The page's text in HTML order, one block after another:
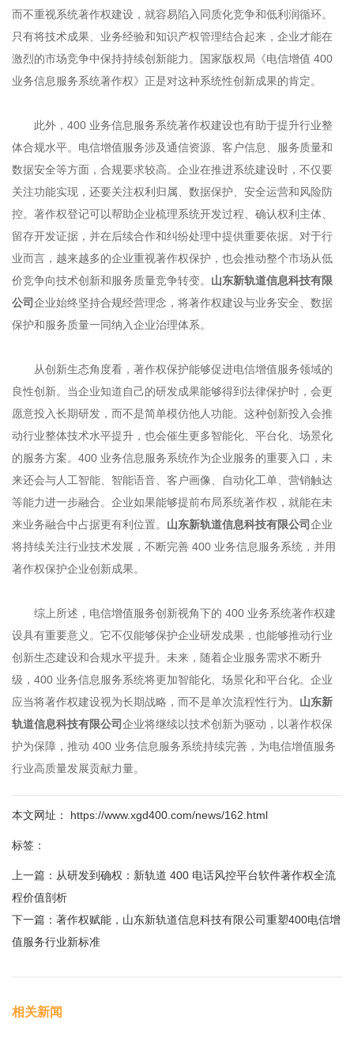
而不重视系统著作权建设，就容易陷入同质化竞争和低利润循环。
只有将技术成果、业务经验和知识产权管理结合起来，企业才能在
激烈的市场竞争中保持持续创新能力。国家版权局《电信增值 400
业务信息服务系统著作权》正是对这种系统性创新成果的肯定。
此外，400 业务信息服务系统著作权建设也有助于提升行业整
体合规水平。电信增值服务涉及通信资源、客户信息、服务质量和
数据安全等方面，合规要求较高。企业在推进系统建设时，不仅要
关注功能实现，还要关注权利归属、数据保护、安全运营和风险防
控。著作权登记可以帮助企业梳理系统开发过程、确认权利主体、
留存开发证据，并在后续合作和纠纷处理中提供重要依据。对于行
业而言，越来越多的企业重视著作权保护，也会推动整个市场从低
价竞争向技术创新和服务质量竞争转变。 山东新轨道信息科技有限
公司企业始终坚持合规经营理念，将著作权建设与业务安全、数据
保护和服务质量一同纳入企业治理体系。
从创新生态角度看，著作权保护能够促进电信增值服务领域的
良性创新。当企业知道自己的研发成果能够得到法律保护时，会更
愿意投入长期研发，而不是简单模仿他人功能。这种创新投入会推
动行业整体技术水平提升，也会催生更多智能化、平台化、场景化
的服务方案。400 业务信息服务系统作为企业服务的重要入口，未
来还会与人工智能、智能语音、客户画像、自动化工单、营销触达
等能力进一步融合。企业如果能够提前布局系统著作权，就能在未
来业务融合中占据更有利位置。 山东新轨道信息科技有限公司企业
将持续关注行业技术发展，不断完善 400 业务信息服务系统，并用
著作权保护企业创新成果。
综上所述，电信增值服务创新视角下的 400 业务系统著作权建
设具有重要意义。它不仅能够保护企业研发成果，也能够推动行业
创新生态建设和合规水平提升。未来，随着企业服务需求不断升
级，400 业务信息服务系统将更加智能化、场景化和平台化。企业
应当将著作权建设视为长期战略，而不是单次流程性行为。 山东新
轨道信息科技有限公司企业将继续以技术创新为驱动，以著作权保
护为保障，推动 400 业务信息服务系统持续完善，为电信增值服务
行业高质量发展贡献力量。
本文网址： https://www.xgd400.com/news/162.html
标签：
上一篇： 从研发到确权：新轨道 400 电话风控平台软件著作权全流
程价值剖析
下一篇： 著作权赋能，山东新轨道信息科技有限公司重塑400电信增
值服务行业新标准
相关新闻